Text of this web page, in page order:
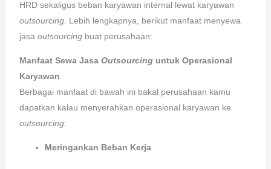
HRD sekaligus beban karyawan internal lewat karyawan
outsourcing. Lebih lengkapnya, berikut manfaat menyewa
jasa outsourcing buat perusahaan:
Manfaat Sewa Jasa Outsourcing untuk Operasional
Karyawan
Berbagai manfaat di bawah ini bakal perusahaan kamu
dapatkan kalau menyerahkan operasional karyawan ke
outsourcing:
Meringankan Beban Kerja